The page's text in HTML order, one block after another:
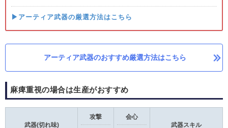
▶アーティア武器の厳選方法はこちら
アーティア武器のおすすめ厳選方法はこちら
麻痺重視の場合は生産がおすすめ
武器(切れ味)
攻撃 会心
武器スキル